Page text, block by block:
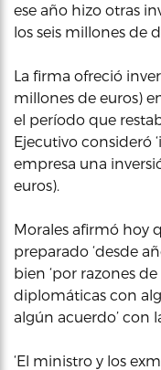
ese año hizo otras
los seis millones de
La firma ofreció
millones de euros)
el período que
Ejecutivo consideró
empresa una
euros).
Morales afirmó hoy
preparado ‘desde
bien ‘por razones
diplomáticas con
algún acuerdo’ con
‘El ministro y los